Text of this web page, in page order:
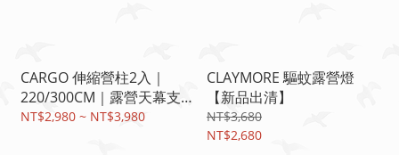
CARGO 伸縮營柱2入｜
220/300CM｜露營天幕支
撐桿【現貨特價倒數!!】
NT$2,980 ~ NT$3,980
CLAYMORE 驅蚊露營燈
【新品出清】
NT$3,680
NT$2,680